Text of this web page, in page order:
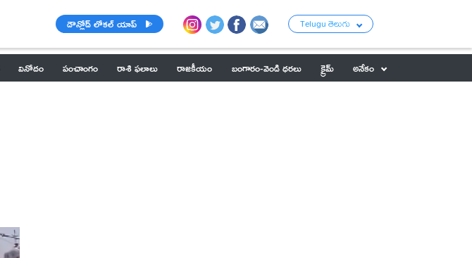
డౌన్లోడ్ లోకల్ యాప్ Telugu తెలుగు
వినోదం పంచాంగం రాశి ఫలాలు రాజకీయం బంగారం-వెండి ధరలు క్రైమ్
అనేకం